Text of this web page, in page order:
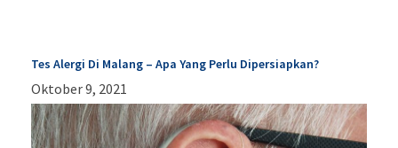
Tes Alergi Di Malang – Apa Yang Perlu Dipersiapkan?
Oktober 9, 2021